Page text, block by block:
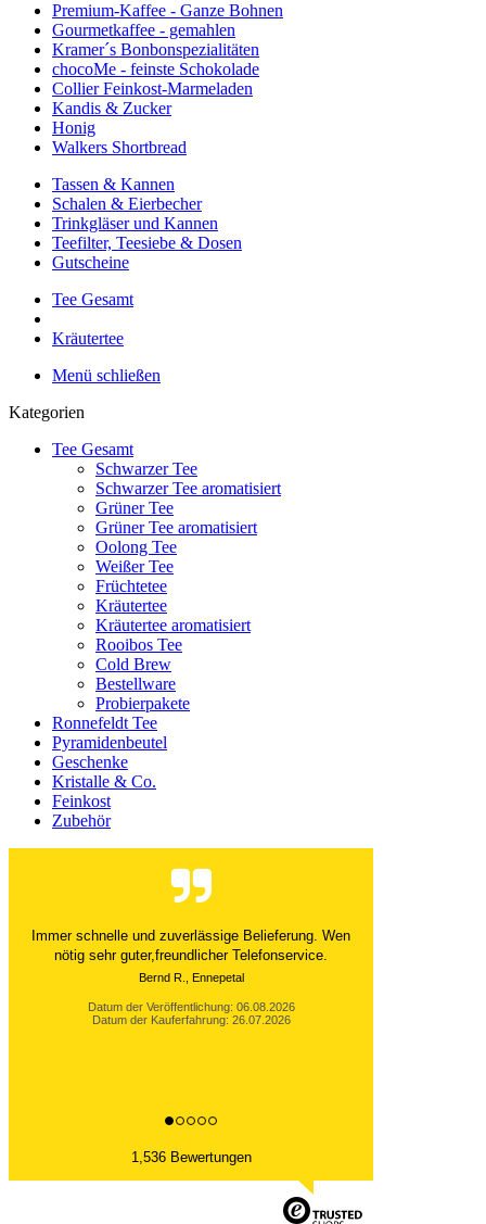
Premium-Kaffee - Ganze Bohnen
Gourmetkaffee - gemahlen
Kramer´s Bonbonspezialitäten
chocoMe - feinste Schokolade
Collier Feinkost-Marmeladen
Kandis & Zucker
Honig
Walkers Shortbread
Tassen & Kannen
Schalen & Eierbecher
Trinkgläser und Kannen
Teefilter, Teesiebe & Dosen
Gutscheine
Tee Gesamt
Kräutertee
Menü schließen
Kategorien
Tee Gesamt
Schwarzer Tee
Schwarzer Tee aromatisiert
Grüner Tee
Grüner Tee aromatisiert
Oolong Tee
Weißer Tee
Früchtetee
Kräutertee
Kräutertee aromatisiert
Rooibos Tee
Cold Brew
Bestellware
Probierpakete
Ronnefeldt Tee
Pyramidenbeutel
Geschenke
Kristalle & Co.
Feinkost
Zubehör
Der Versand ist immer innerhalb von 24 Stunden
abgewickelt. Grossartig. Ich liebe die 1kg
Alubeutel.
Datum der Veröffentlichung: 06.08.2026
Datum der Kauferfahrung: 27.07.2026
1,536 Bewertungen